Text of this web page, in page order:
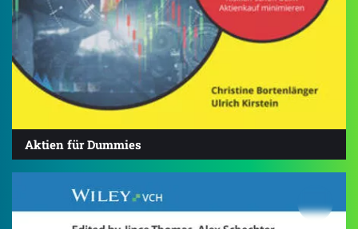
Aktien für Dummies